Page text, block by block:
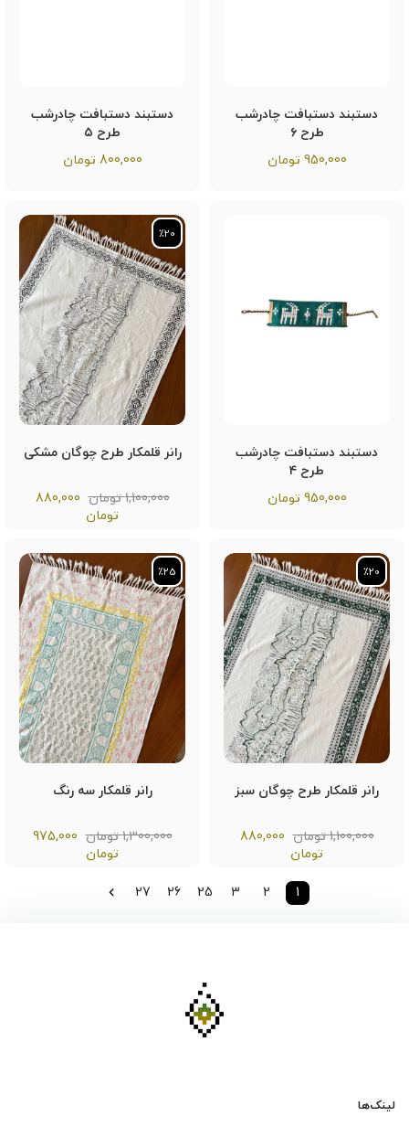
دستبند دستبافت چادرشب
طرح ۶
950,000 تومان
دستبند دستبافت چادرشب
طرح ۵
800,000 تومان
دستبند دستبافت چادرشب
طرح ۴
950,000 تومان
٪20
رانر قلمکار طرح چوگان مشکی
1,100,000 تومان
880,000
تومان
٪20
٪20
رانر قلمکار طرح چوگان سبز
1,100,000 تومان
880,000
تومان
٪20 ٪25
رانر قلمکار سه رنگ
1,300,000 تومان
975,000
تومان
٪25
1
2
3
25
26
27
لینک‌ها